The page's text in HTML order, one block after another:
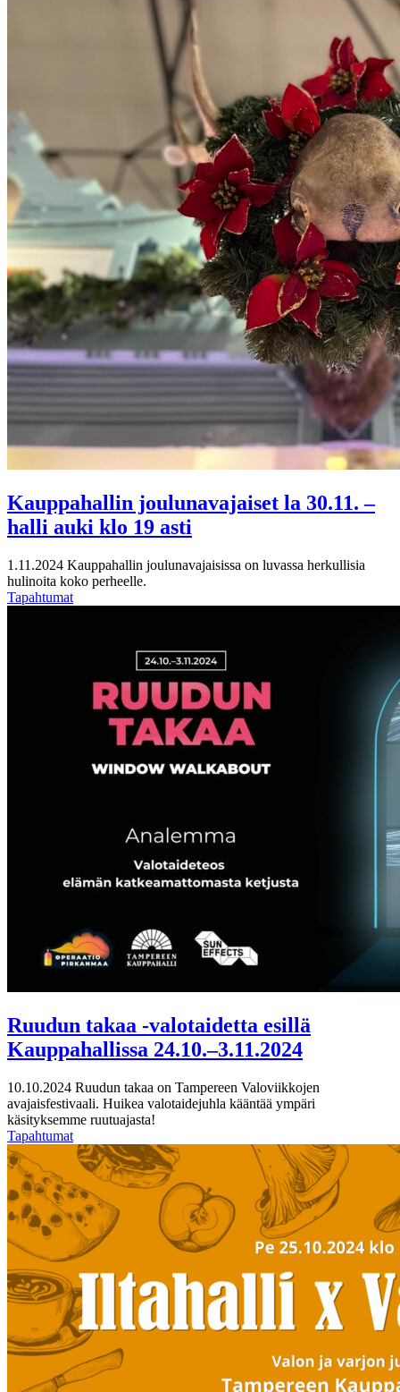
Kauppahallin joulunavajaiset la 30.11. –
halli auki klo 19 asti
1.11.2024 Kauppahallin joulunavajaisissa on luvassa herkullisia
hulinoita koko perheelle.
Tapahtumat
Ruudun takaa -valotaidetta esillä
Kauppahallissa 24.10.–3.11.2024
10.10.2024 Ruudun takaa on Tampereen Valoviikkojen
avajaisfestivaali. Huikea valotaidejuhla kääntää ympäri
käsityksemme ruutuajasta!
Tapahtumat